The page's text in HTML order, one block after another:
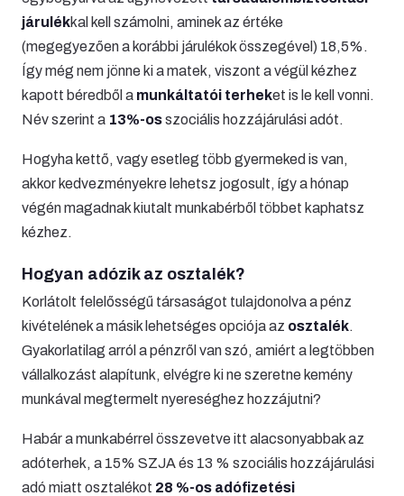
járulékkal kell számolni, aminek az értéke
(megegyezően a korábbi járulékok összegével) 18,5%.
Így még nem jönne ki a matek, viszont a végül kézhez
kapott béredből a munkáltatói terheket is le kell vonni.
Név szerint a 13%-osszociális hozzájárulási adót.
Hogyha kettő, vagy esetleg több gyermeked is van,
akkor kedvezményekre lehetsz jogosult, így a hónap
végén magadnak kiutalt munkabérből többet kaphatsz
kézhez.
Hogyan adózik az osztalék?
Korlátolt felelősségű társaságot tulajdonolva a pénz
kivételének a másik lehetséges opciója az osztalék.
Gyakorlatilag arról a pénzről van szó, amiért a legtöbben
vállalkozást alapítunk, elvégre ki ne szeretne kemény
munkával megtermelt nyereséghez hozzájutni?
Habár a munkabérrel összevetve itt alacsonyabbak az
adóterhek, a 15% SZJA és 13 % szociális hozzájárulási
adó miatt osztalékot 28 %-os adófizetési